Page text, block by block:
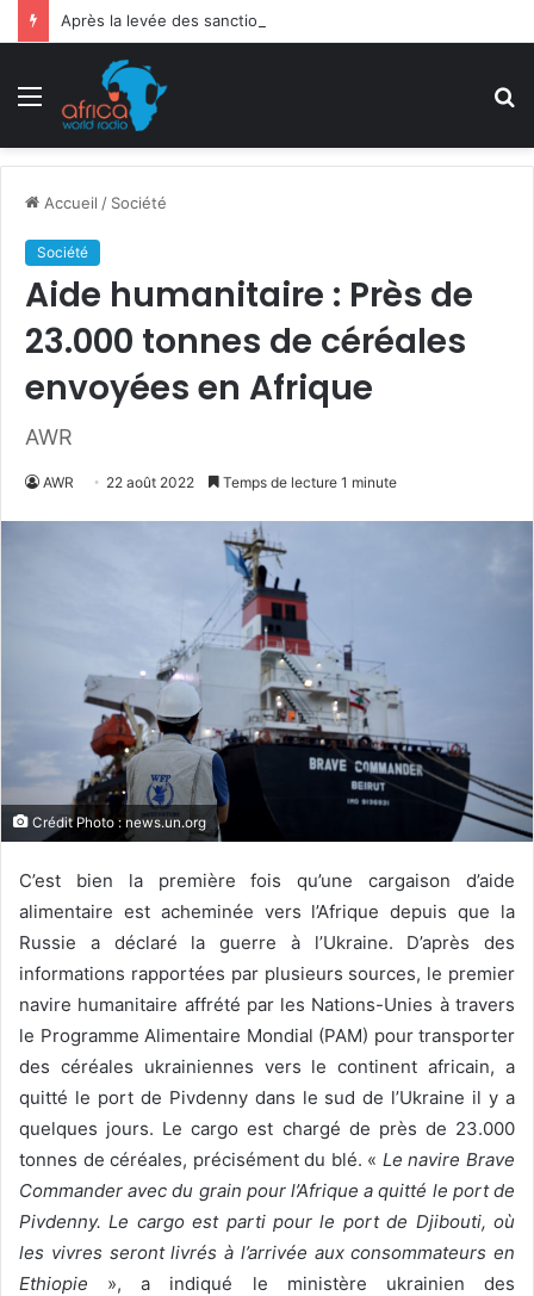
Menu
Accueil / Société
Société
Aide humanitaire : Près de
23.000 tonnes de céréales
envoyées en Afrique
AWR
AWR 22 août 2022 Temps de lecture 1 minute
Crédit Photo : news.un.org
C’est bien la première fois qu’une cargaison d’aide
alimentaire est acheminée vers l’Afrique depuis que la
Russie a déclaré la guerre à l’Ukraine. D’après des
informations rapportées par plusieurs sources, le premier
navire humanitaire affrété par les Nations-Unies à travers
le Programme Alimentaire Mondial (PAM) pour transporter
des céréales ukrainiennes vers le continent africain, a
quitté le port de Pivdenny dans le sud de l’Ukraine il y a
quelques jours. Le cargo est chargé de près de 23.000
tonnes de céréales, précisément du blé. « Le navire Brave
Commander avec du grain pour l’Afrique a quitté le port de
Pivdenny. Le cargo est parti pour le port de Djibouti, où
les vivres seront livrés à l’arrivée aux consommateurs en
Ethiopie », a indiqué le ministère ukrainien des